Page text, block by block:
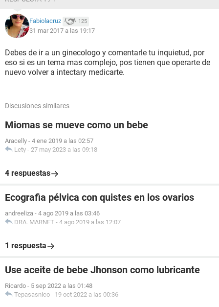
Fabiolacruz 125
31 mar 2017 a las 19:17
Debes de ir a un ginecologo y comentarle tu inquietud, por
eso si es un tema mas complejo, pos tienen que operarte de
nuevo volver a intectary medicarte.
Discusiones similares
Miomas se mueve como un bebe
Aracelly - 4 ene 2019 a las 02:57
Lety - 27 may 2023 a las 09:18
4 respuestas
Ecografia pélvica con quistes en los ovarios
andreeliza - 4 ago 2019 a las 03:46
DRA. MARNET - 4 ago 2019 a las 12:07
1 respuesta
Use aceite de bebe Jhonson como lubricante
Ricardo - 5 sep 2022 a las 01:48
Tepasasnico - 19 oct 2022 a las 00:36